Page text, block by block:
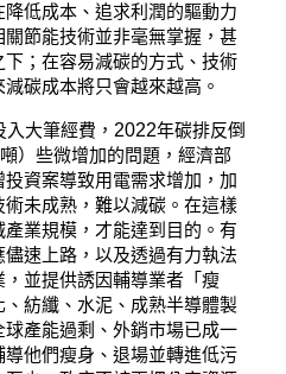
低成本、追求利潤的驅動力
節能技術並非毫無掌握，甚
；在容易減碳的方式、技術
碳成本將只會越來越高。
大筆經費， 2022年碳排反倒
）些微增加的問題，經濟部
資案導致用電需求增加，加
術未成熟，難以減碳。在這樣
業規模，才能達到目的。有
速上路，以及透過有力執法
並提供誘因輔導業者「瘦
紡纖、水泥、成熟半導體製
產能過剩、外銷市場已成一
他們瘦身、退場並轉進低污